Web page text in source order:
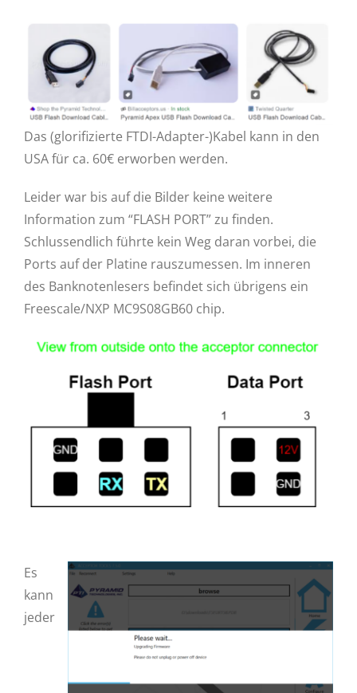
Das (glorifizierte FTDI-Adapter-)Kabel kann in den
USA für ca. 60€ erworben werden.
Leider war bis auf die Bilder keine weitere
Information zum “FLASH PORT” zu finden.
Schlussendlich führte kein Weg daran vorbei, die
Ports auf der Platine rauszumessen. Im inneren
des Banknotenlesers befindet sich übrigens ein
Freescale/NXP MC9S08GB60 chip.
Es
kann
jeder